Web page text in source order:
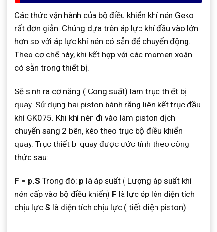
Các thức vận hành của bộ điều khiển khí nén Geko
rất đơn giản. Chúng dựa trên áp lực khí đầu vào lớn
hơn so với áp lực khí nén có sẵn để chuyển động.
Theo cơ chế này, khi kết hợp với các momen xoắn
có sẵn trong thiết bị.
Sẽ sinh ra cơ năng ( Công suất) làm trục thiết bị
quay. Sử dụng hai piston bánh răng liên kết trục đầu
khí GK075. Khi khí nén đi vào làm piston dịch
chuyển sang 2 bên, kéo theo trục bộ điều khiển
quay. Trục thiết bị quay được ước tính theo công
thức sau:
F = p.S Trong đó: p là áp suất ( Lượng áp suất khí
nén cấp vào bộ điều khiển) F là lực ép lên diện tích
chịu lực S là diện tích chịu lực ( tiết diện piston)